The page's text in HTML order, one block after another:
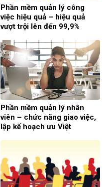
Phần mềm quản lý công
việc hiệu quả – hiệu quả
vượt trội lên đến 99,9%
Phần mềm quản lý nhân
viên – chức năng giao việc,
lập kế hoạch ưu Việt